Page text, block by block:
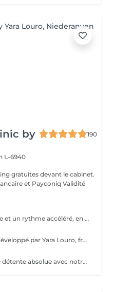
by
190
L-6940
gratuites devant le cabinet.
et Payconiq Validité
Il compte sur une pression ferme et un rythme accéléré, en plus de pompages et des manuvres exclusives qui permettent des résultats immédiats. Cette technique réduit les oedèmes, active la circulation sanguine et potentialise un réseau complexe de vaisseaux où passent les fluides corporels, réduisant ainsi la tant redoutée cellulite. Le résultat est un corps moins gonflé et galbé avec un métabolisme plus accéléré et, donc, une sensation de bien-être.
C'est un massage harmonieux développé par Yara Louro, fruit de ses années d'expérience. Ce massage qui rassure le corps, l'esprit et l'âme, a été particulièrement développé pour fournir une relaxation totale des sens, vous transportant vers un état de bien-être parfait. Vous découvrirez tous ses secrets lors de votre séance.
Plongez dans une expérience de détente absolue avec notre Spa des Pieds, un rituel d'exception dédié au bien-être et à l'élégance. Vos pieds sont délicatement immergés dans un bain sensoriel enrichi en sels précieux et actifs relaxants, favorisant la détente profonde et la revitalisation. Le soin se poursuit par une exfoliation raffinée qui révèle une peau douce et soyeuse, suivie d'un massage expert aux gestes lents et enveloppants, libérant les tensions et rééquilibrant les énergies. Véritable moment de luxe et de sérénité, ce soin procure une sensation de légèreté durable et un confort absolu.